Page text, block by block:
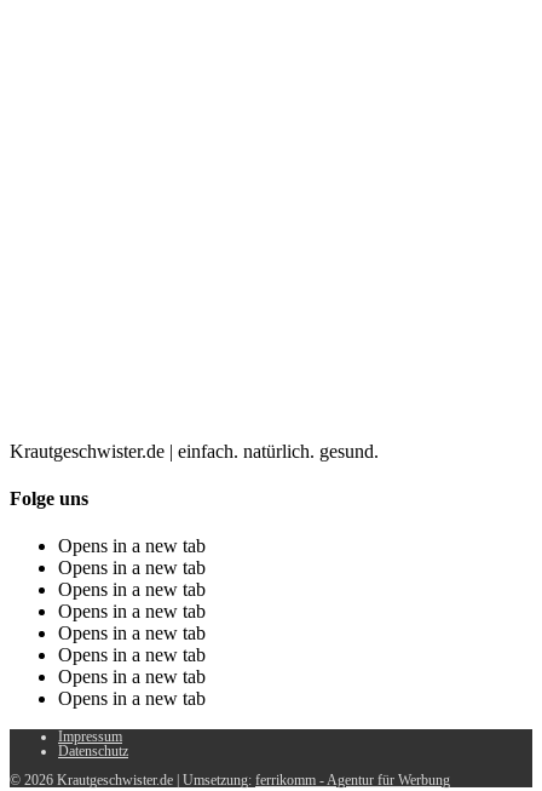
Krautgeschwister.de | einfach. natürlich. gesund.
Folge uns
Opens in a new tab
Opens in a new tab
Opens in a new tab
Opens in a new tab
Opens in a new tab
Opens in a new tab
Opens in a new tab
Opens in a new tab
Impressum
Datenschutz
© 2026 Krautgeschwister.de Umsetzung: ferrikomm - Agentur für Werbung